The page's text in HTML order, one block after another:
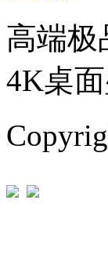
高端极
4K桌